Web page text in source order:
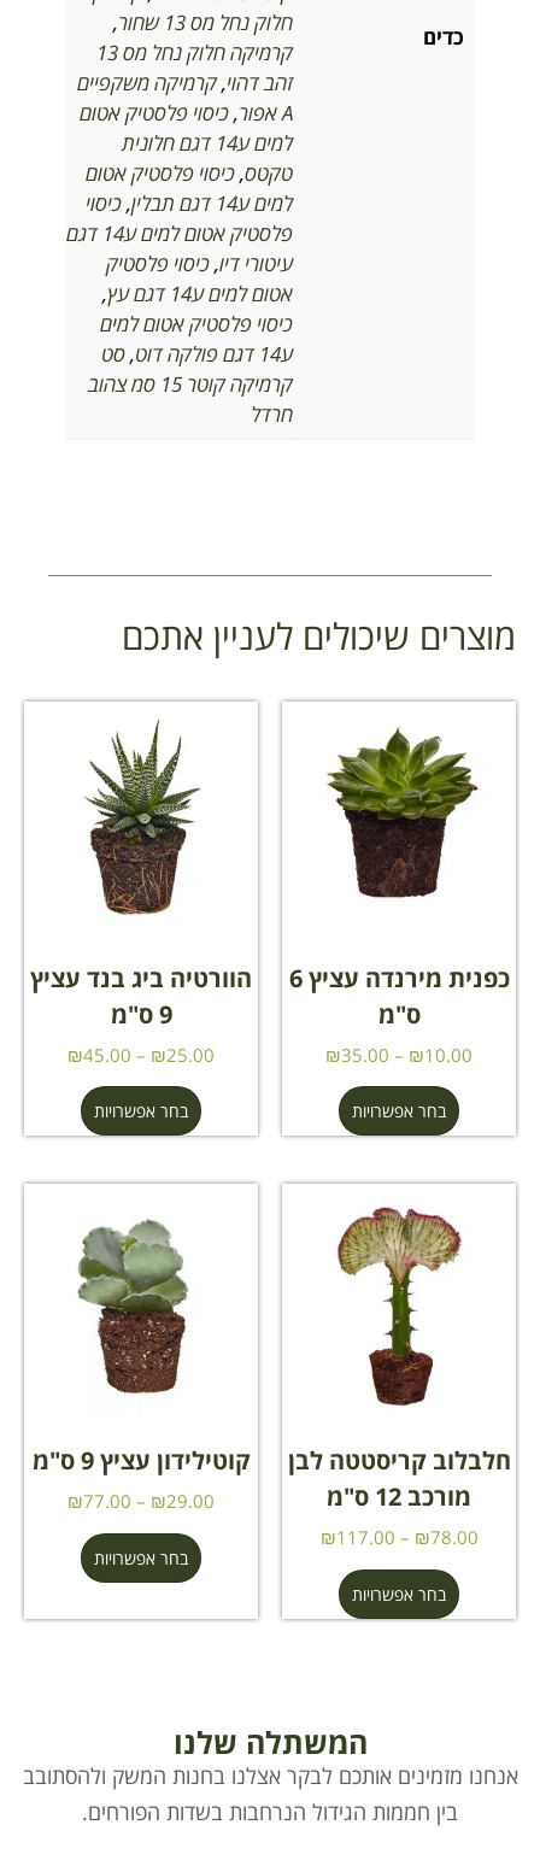
כדים
חלוק נחל מס 13 שחור
,
קרמיקה חלוק נחל מס 13
זהב דהוי,קרמיקה משקפיים
A אפור
,כיסוי פלסטיק אטום
למים ע14 דגם חלונית
טקטס,כיסוי פלסטיק אטום
למים ע14 דגם תבלין
,כיסוי
פלסטיק אטום למים ע14 דגם
עיטורי דיו,כיסוי פלסטיק
אטום למים ע14 דגם עץ
,
כיסוי פלסטיק אטום למים
ע14 דגם פולקה דוט
,סט
קרמיקה קוטר 15 סמ צהוב
חרדל
מוצרים שיכולים לעניין אתכם
כפנית מירנדה עציץ 6
ס"מ
₪10.00
–
₪35.00
בחר אפשרויות
הוורטיה ביג בנד עציץ
9 ס"מ
₪25.00
–
₪45.00
בחר אפשרויות
חלבלוב קריסטטה לבן
מורכב 12 ס"מ
₪78.00
–
₪ 117.00
בחר אפשרויות
קוטילידון עציץ 9 ס"מ
₪29.00
–
₪77.00
בחר אפשרויות
המשתלה שלנו
אנחנו מזמינים אותכם לבקר אצלנו בחנות המשק ולהסתובב
בין חממות הגידול הנרחבות בשדות הפורחים.